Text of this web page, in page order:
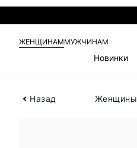
ЖЕНЩИНАММУЖЧИНАМ
Новинки
Назад Женщины